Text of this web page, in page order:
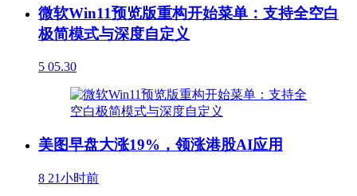
微软Win11预览版重构开始菜单：支持全空白
极简模式与深度自定义
5 05.30
美图早盘大涨19%，领涨港股AI应用
8 21小时前